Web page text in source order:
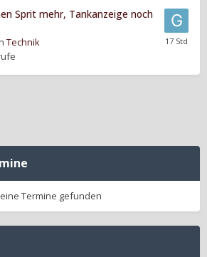
Sprit mehr, Tankanzeige noch
Technik
Termine gefunden